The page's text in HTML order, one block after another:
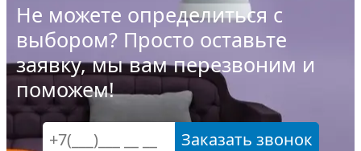
Не можете определиться с
выбором? Просто оставьте
заявку, мы вам перезвоним и
поможем!
Заказать звонок